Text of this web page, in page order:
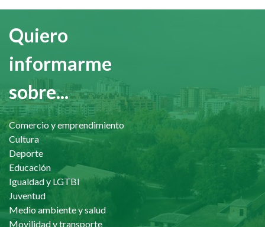
Quiero
informarme
sobre...
Comercio y emprendimiento
Cultura
Deporte
Educación
Igualdad y LGTBI
Juventud
Medio ambiente y salud
Movilidad y transporte